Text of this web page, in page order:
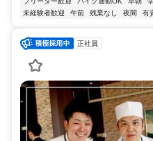
未経験者歓迎
午前 残業なし 夜間 有
正社員